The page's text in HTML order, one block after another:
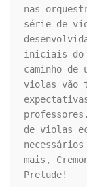
nas
série de
iniciais do
caminho de
violas vão
de violas
necessários
mais,
Prelude!